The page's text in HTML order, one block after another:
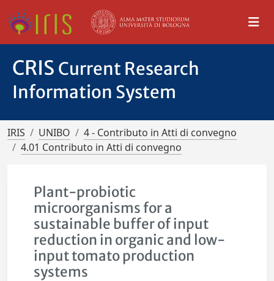
CRIS Current Research
Information System
IRIS UNIBO
4 - Contributo in Atti di convegno
4.01 Contributo in Atti di convegno
Plant-probiotic
microorganisms for a
sustainable buffer of input
reduction in organic and low-
input tomato production
systems